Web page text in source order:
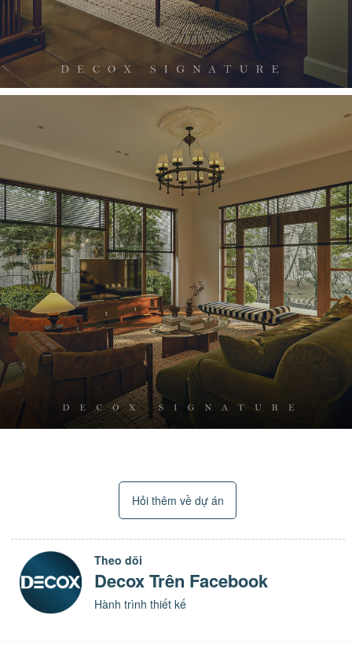
Hỏi thêm về dự án
Theo dõi
Decox Trên Facebook
Hành trình thiết kế